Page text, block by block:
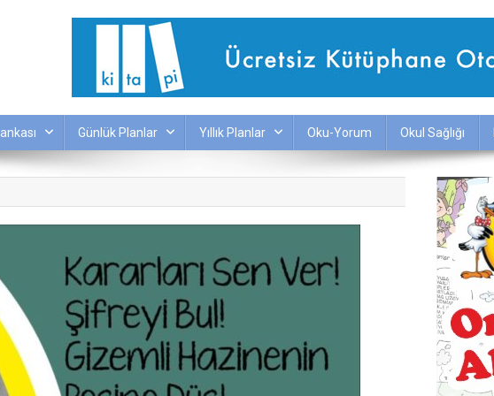
Günlük Planlar Yıllık Planlar Oku-Yorum Okul Sağlığı